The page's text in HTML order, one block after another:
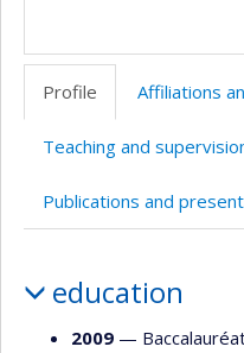
Profile Affiliations
Teaching and
Publications and
education
2009 —